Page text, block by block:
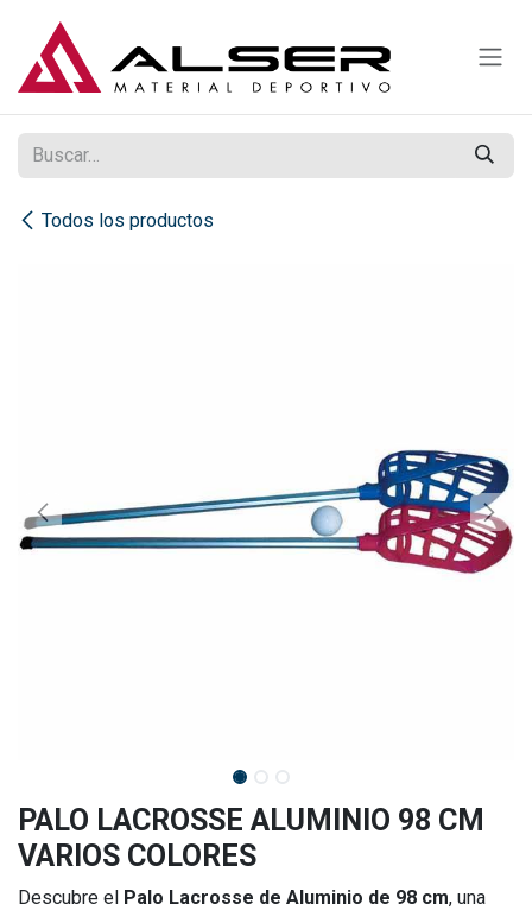
Todos los productos
PALO LACROSSE ALUMINIO 98 CM
VARIOS COLORES
Descubre el Palo Lacrosse de Aluminio de 98 cm, una